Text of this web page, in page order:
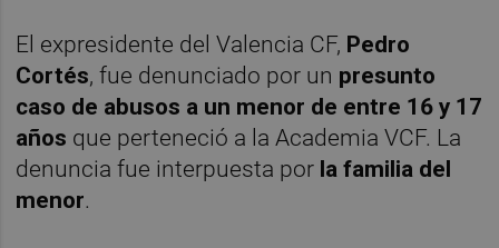
El expresidente del Valencia CF, Pedro
Cortés, fue denunciado por un presunto
caso de abusos a un menor de entre 16 y 17
años que perteneció a la Academia VCF. La
denuncia fue interpuesta por la familia del
menor.